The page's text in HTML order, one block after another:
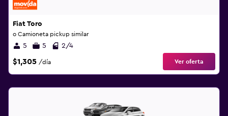
Fiat Toro
o Camioneta pickup similar
5 5 2/4
$1,305 /día Ver oferta